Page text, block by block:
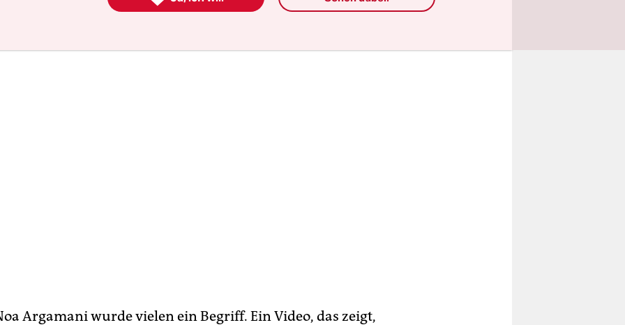
Nova Festivalsentführt, und seitdem in Gaza
Argamani wurde vielen ein Begriff. Ein Video, das zeigt,